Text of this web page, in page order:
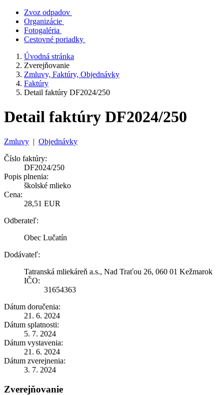
Zvoz odpadov
Organizácie
Fotogaléria
Cestovné poriadky
Úvodná stránka
Zverejňovanie
Zmluvy, Faktúry, Objednávky
Faktúry
Detail faktúry DF2024/250
Detail faktúry DF2024/250
Zmluvy | Objednávky
Číslo faktúry:
DF2024/250
Popis plnenia:
školské mlieko
Cena:
28,51 EUR
Odberateľ:
Obec Lučatín
Dodávateľ:
Tatranská mliekáreň a.s., Nad Traťou 26, 060 01 Kežmarok
IČO:
31654363
Dátum doručenia:
21. 6. 2024
Dátum splatnosti:
5. 7. 2024
Dátum vystavenia:
21. 6. 2024
Dátum zverejnenia:
3. 7. 2024
Zverejňovanie